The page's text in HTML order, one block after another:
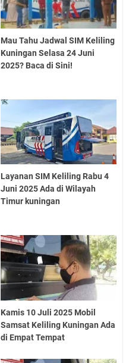
Mau Tahu Jadwal SIM Keliling
Kuningan Selasa 24 Juni
2025? Baca di Sini!
Layanan SIM Keliling Rabu 4
Juni 2025 Ada di Wilayah
Timur kuningan
Kamis 10 Juli 2025 Mobil
Samsat Keliling Kuningan Ada
di Empat Tempat